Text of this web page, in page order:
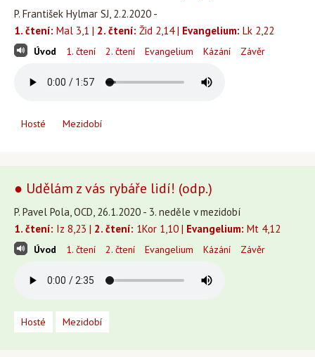
P. František Hylmar SJ, 2.2.2020 -
1. čtení: Mal 3,1 | 2. čtení: Žid 2,14 | Evangelium: Lk 2,22
Úvod 1. čtení 2. čtení Evangelium Kázání Závěr
Hosté Mezidobí
● Udělám z vás rybáře lidí! (odp.)
P. Pavel Pola, OCD, 26.1.2020 - 3. neděle v mezidobí
1. čtení: Iz 8,23 | 2. čtení: 1Kor 1,10 | Evangelium: Mt 4,12
Úvod 1. čtení 2. čtení Evangelium Kázání Závěr
Hosté Mezidobí